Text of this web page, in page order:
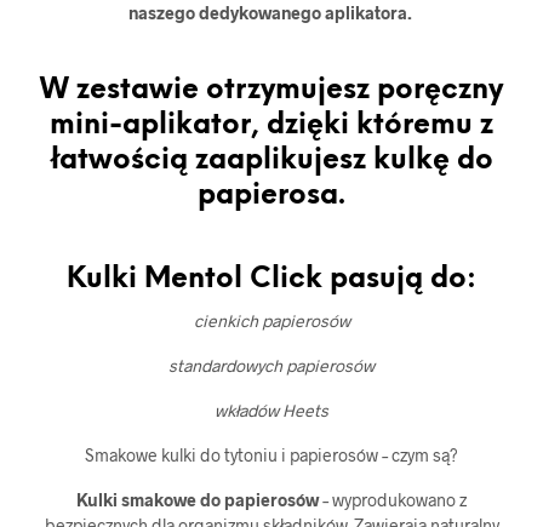
naszego dedykowanego aplikatora.
W zestawie otrzymujesz poręczny
mini-aplikator, dzięki któremu z
łatwością zaaplikujesz kulkę do
papierosa.
Kulki Mentol Click pasują do:
cienkich papierosów
standardowych papierosów
wkładów Heets
Smakowe kulki do tytoniu i papierosów – czym są?
Kulki smakowe do papierosów– wyprodukowano z